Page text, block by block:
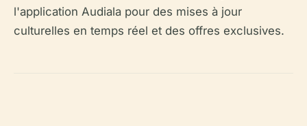
l'application Audiala pour des mises à jour
culturelles en temps réel et des offres exclusives.